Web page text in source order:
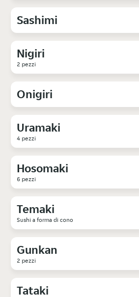
Sashimi
Nigiri
2 pezzi
Onigiri
Uramaki
4 pezzi
Hosomaki
6 pezzi
Temaki
Sushi a forma di cono
Gunkan
2 pezzi
Tataki